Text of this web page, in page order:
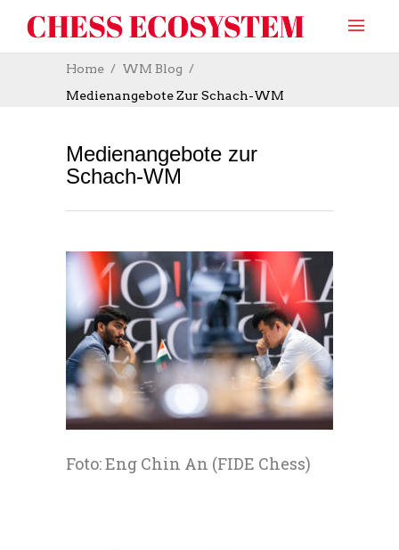
Home
WM Blog
Medienangebote Zur Schach-WM
Medienangebote zur
Schach-WM
Foto: Eng Chin An (FIDE Chess)